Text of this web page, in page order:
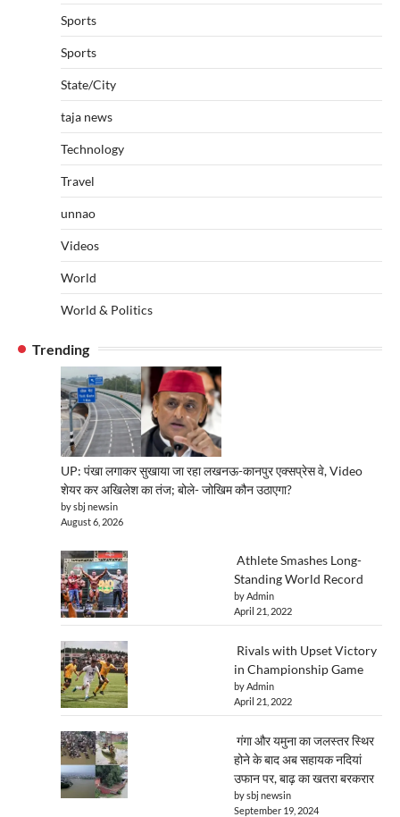
Sports
Sports
State/City
taja news
Technology
Travel
unnao
Videos
World
World & Politics
Trending
UP: पंखा लगाकर सुखाया जा रहा लखनऊ-कानपुर एक्सप्रेस वे, Video
शेयर कर अखिलेश का तंज; बोले- जोखिम कौन उठाएगा?
by sbj newsin
August 6, 2026
Athlete Smashes Long-
Standing World Record
by Admin
April 21, 2022
Rivals with Upset Victory
in Championship Game
by Admin
April 21, 2022
गंगा और यमुना का जलस्तर स्थिर
होने के बाद अब सहायक नदियां
उफान पर, बाढ़ का खतरा बरकरार
by sbj newsin
September 19, 2024